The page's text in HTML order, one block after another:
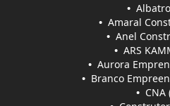
•
• Amaral
• Anel
• ARS
• Aurora
• Branco
• CNA